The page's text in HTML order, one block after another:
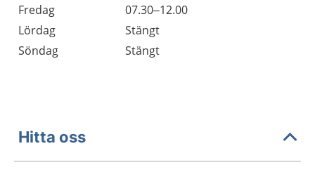
Fredag
07.30–12.00
Lördag
Stängt
Söndag
Stängt
Hitta oss